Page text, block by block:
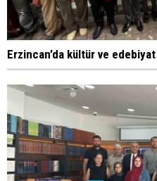
Erzincan’da kültür ve